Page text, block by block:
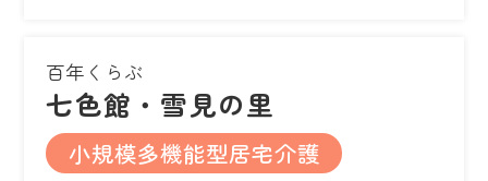
百年くらぶ
七色館・雪見の里
小規模多機能型居宅介護